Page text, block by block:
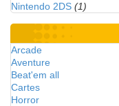
Nintendo 2DS (1)
Arcade
Aventure
Beat'em all
Cartes
Horror